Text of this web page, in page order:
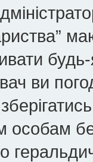
ви
особам